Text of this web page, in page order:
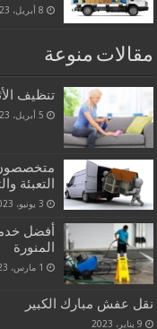
8 أبريل، 2023
مقالات منوعة
تنظيف
5 أبريل، 2023
التعبئة
3 يونيو، 2023
أفضل
المنورة
1 مارس، 2023
نقل عفش مبارك الكبير
9 يناير، 2023